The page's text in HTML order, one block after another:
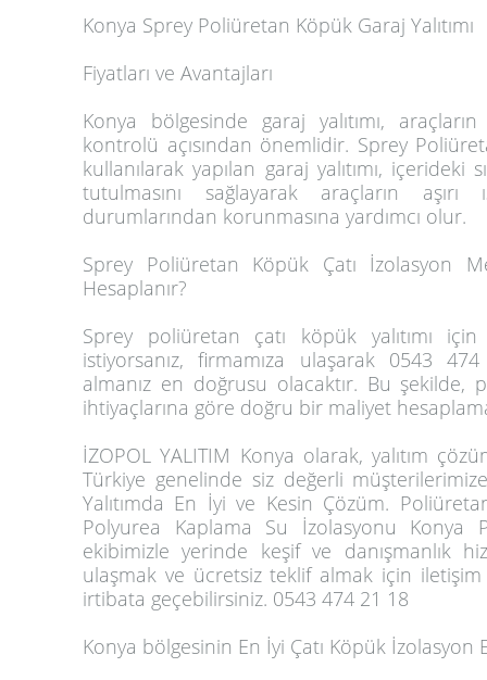
Konya Sprey Poliüretan Köpük Garaj Yalıtımı
Fiyatları ve Avantajları
Konya bölgesinde garaj yalıtımı,
kontrolü açısından önemlidir. Sprey
kullanılarak yapılan garaj yalıtımı, içerideki
tutulmasını sağlayarak araçların aşırı
durumlarından korunmasına yardımcı olur.
Sprey Poliüretan Köpük Çatı İzolasyon
Hesaplanır?
Sprey poliüretan çatı köpük yalıtımı
istiyorsanız, firmamıza ulaşarak 0543
almanız en doğrusu olacaktır. Bu şekilde,
ihtiyaçlarına göre doğru bir maliyet
İZOPOL YALITIM Konya olarak, yalıtım
Türkiye genelinde siz değerli
Yalıtımda En İyi ve Kesin Çözüm.
Polyurea Kaplama Su İzolasyonu Konya
ekibimizle yerinde keşif ve danışmanlık
ulaşmak ve ücretsiz teklif almak için
irtibata geçebilirsiniz. 0543 474 21 18
Konya bölgesinin En İyi Çatı Köpük İzolasyon